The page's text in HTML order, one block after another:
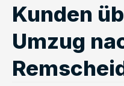
Kunden
Umzug